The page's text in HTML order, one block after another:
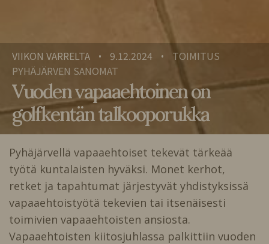
VIIKON VARRELTA • 9.12.2024 •
TOIMITUS
PYHÄJÄRVEN SANOMAT
Vuoden vapaaehtoinen on
golfkentän talkooporukka
Pyhäjärvellä vapaaehtoiset tekevät tärkeää
työtä kuntalaisten hyväksi. Monet kerhot,
retket ja tapahtumat järjestyvät yhdistyksissä
vapaaehtoistyötä tekevien tai itsenäisesti
toimivien vapaaehtoisten ansiosta.
Vapaaehtoisten kiitosjuhlassa palkittiin vuoden